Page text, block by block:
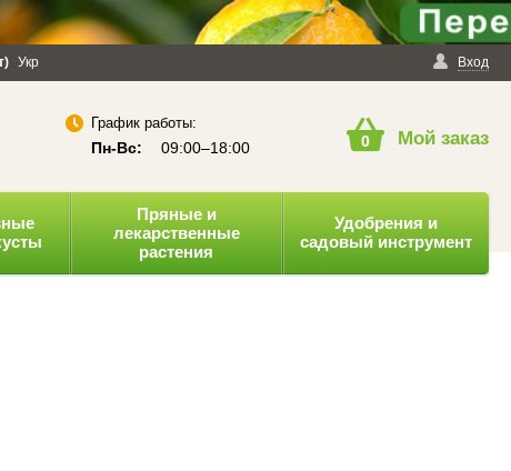
Вход
Укр
График работы:
Пн-Вс: 09:00–18:00 0 Мой заказ
Пряные и
лекарственные
растения
Удобрения и
садовый инструмент